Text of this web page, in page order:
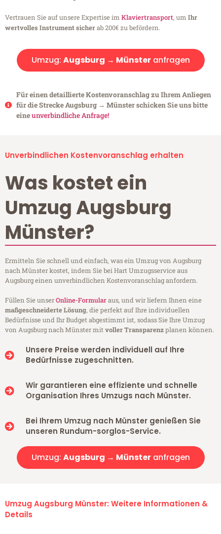
Vertrauen Sie auf unsere Expertise im Klaviertransport, um Ihr
wertvolles Instrument sicherab 200€ zu befördern.
Umzug: Augsburg → Münsteranfragen
Für einen detaillierte Kostenvoranschlag zu Ihrem Anliegen
für die Strecke Augsburg → Münster schicken Sie uns bitte
eineunverbindliche Anfrage!
Unverbindlichen Kostenvoranschlag erhalten
Was kostet ein
Umzug Augsburg
Münster?
Ermitteln Sie schnell und einfach, was ein Umzug von Augsburg
nach Münster kostet, indem Sie bei Hart Umzugsservice aus
Augsburg einen unverbindlichen Kostenvoranschlag anfordern.
Füllen Sie unserOnline-Formularaus, und wir liefern Ihnen eine
maßgeschneiderte Lösung, die perfekt auf Ihre individuellen
Bedürfnisse und Ihr Budget abgestimmt ist, sodass Sie Ihre Umzug
von Augsburg nach Münster mitvoller Transparenzplanen können.
Unsere Preise werden individuell auf Ihre
Bedürfnisse zugeschnitten.
Wir garantieren eine effiziente und schnelle
Organisation Ihres Umzugs nach Münster.
Bei Ihrem Umzug nach Münster genießen Sie
unseren Rundum-sorglos-Service.
Umzug: Augsburg → Münsteranfragen
Umzug Augsburg Münster: Weitere Informationen &
Details